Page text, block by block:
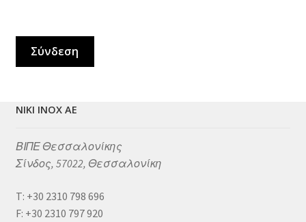
Σύνδεση
NIKI INOX ΑΕ
ΒΙΠΕ Θεσσαλονίκης
Σίνδος, 57022, Θεσσαλονίκη
Τ: +30 2310 798 696
F: +30 2310 797 920